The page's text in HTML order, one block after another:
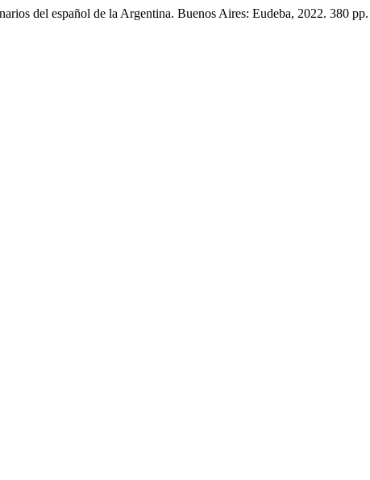
del español de la Argentina. Buenos Aires: Eudeba, 2022. 380 pp.